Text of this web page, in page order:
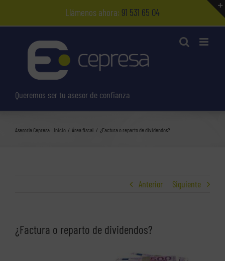
contenido
Llámenos ahora: 91 531 65 04
Queremos ser tu asesor de confianza
Asesoría Cepresa: Inicio Área fiscal ¿Factura o reparto de dividendos?
Anterior Siguiente
¿Factura o reparto de dividendos?